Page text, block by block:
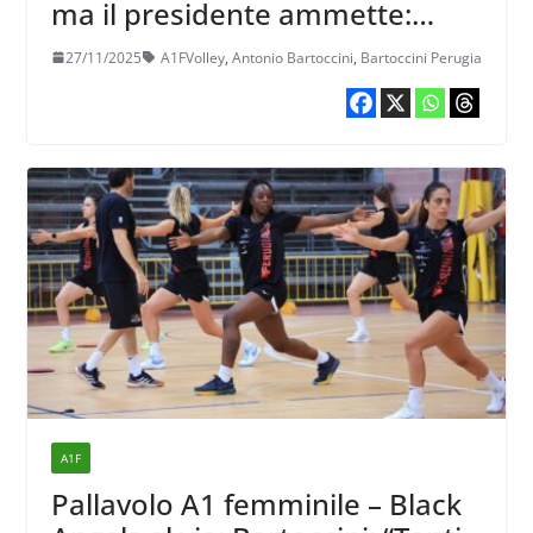
ma il presidente ammette:
“Occhio al mercato”
27/11/2025 A1FVolley, Antonio Bartoccini, Bartoccini Perugia
A1F
Pallavolo A1 femminile – Black